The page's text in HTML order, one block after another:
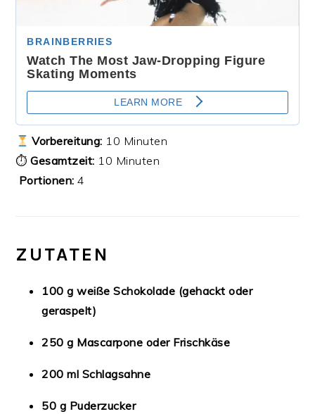
Vorbereitung: 10 Minuten
⏱Gesamtzeit: 10 Minuten
Portionen: 4
ZUTATEN
100 g weiße Schokolade (gehackt oder
geraspelt)
250 g Mascarpone oder Frischkäse
200 ml Schlagsahne
50 g Puderzucker